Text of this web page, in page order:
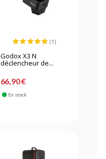
(1)
Godox X3 N
déclencheur de...
66,90 €
En stock